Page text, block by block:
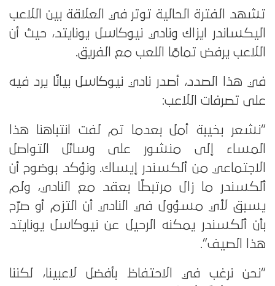
تشهد الفترة الحالية توتر في العلاقة بين اللاعب
اليكساندر ايزاك ونادي نيوكاسل يونايتد، حيث أن
اللاعب يرفض تمامًا اللعب مع الفريق.
في هذا الصدد، أصدر نادي نيوكاسل بيانًا يرد فيه
على تصرفات اللاعب:
“نشعر بخيبة أمل بعدما تم لفت انتباهنا هذا
المساء إلى منشور على وسائل التواصل
الاجتماعي من ألكسندر إيساك. ونؤكد بوضوح أن
ألكسندر ما زال مرتبطًا بعقد مع النادي، ولم
يسبق لأي مسؤول في النادي أن التزم أو صرّح
بأن ألكسندر يمكنه الرحيل عن نيوكاسل يونايتد
هذا الصيف”.
“نحن نرغب في الاحتفاظ بأفضل لاعبينا، لكننا